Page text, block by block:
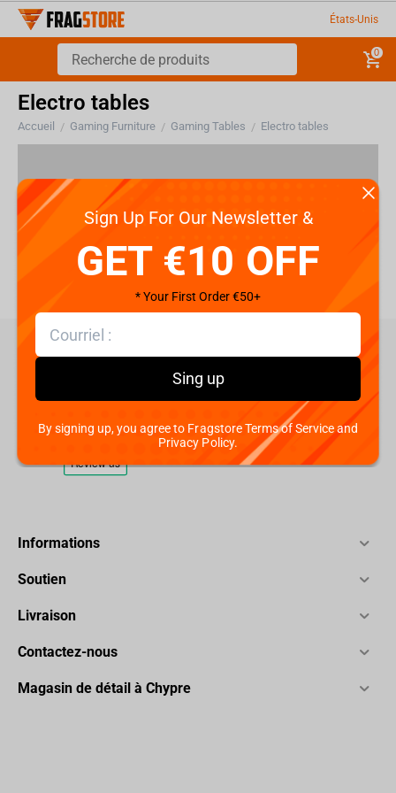
États-Unis
0
Electro tables
Accueil / Gaming Furniture / Gaming Tables / Electro tables
Il n'y a pas de produits dans cette section
Informations
Soutien
Livraison
Contactez-nous
Magasin de détail à Chypre
Sign Up For Our Newsletter &
GET €10 OFF
* Your First Order €50+
Sing up
By signing up, you agree to Fragstore Terms of Service and
Privacy Policy.